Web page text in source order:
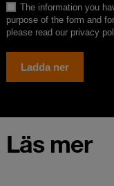
Läs mer